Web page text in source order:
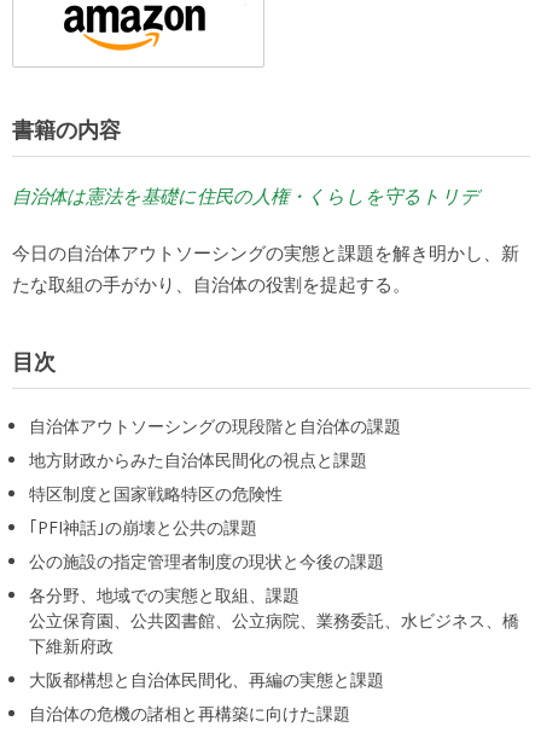
書籍の内容
自治体は憲法を基礎に住民の人権・くらしを守るトリデ
今日の自治体アウトソーシングの実態と課題を解き明かし、新
たな取組の手がかり、自治体の役割を提起する。
目次
自治体アウトソーシングの現段階と自治体の課題
地方財政からみた自治体民間化の視点と課題
特区制度と国家戦略特区の危険性
｢PFI神話｣の崩壊と公共の課題
公の施設の指定管理者制度の現状と今後の課題
各分野、地域での実態と取組、課題
公立保育園、公共図書館、公立病院、業務委託、水ビジネス、橋
下維新府政
大阪都構想と自治体民間化、再編の実態と課題
自治体の危機の諸相と再構築に向けた課題